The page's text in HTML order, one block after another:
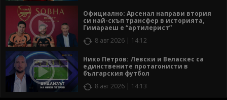
Официално: Арсенал направи втория
си най-скъп трансфер в историята,
Гимараеш е “артилерист”
8 авг 2026 | 14:12
Нико Петров: Левски и Веласкес са
единствените протагонисти в
българския футбол
8 авг 2026 | 14:13